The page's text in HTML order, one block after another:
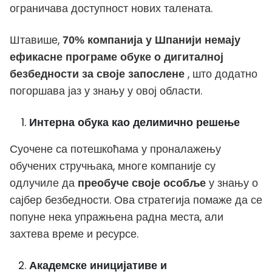
ограничава доступност нових талената.
Штавише, 70% компанија у Шпанији немају
ефикасне програме обуке о дигиталној
безбедности за своје запослене , што додатно
погоршава јаз у знању у овој области.
Интерна обука као делимично решење
Суочене са потешкоћама у проналажењу
обучених стручњака, многе компаније су
одлучиле да преобуче своје особље у знању о
сајбер безбедности. Ова стратегија помаже да се
попуне нека упражњена радна места, али
захтева време и ресурсе.
Академске иницијативе и